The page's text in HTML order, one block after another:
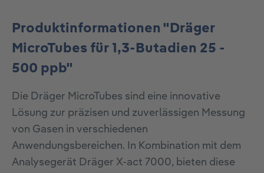
Produktinformationen "Dräger
MicroTubes für 1,3-Butadien 25 -
500 ppb"
Die Dräger MicroTubes sind eine innovative
Lösung zur präzisen und zuverlässigen Messung
von Gasen in verschiedenen
Anwendungsbereichen. In Kombination mit dem
Analysegerät Dräger X-act 7000, bieten diese